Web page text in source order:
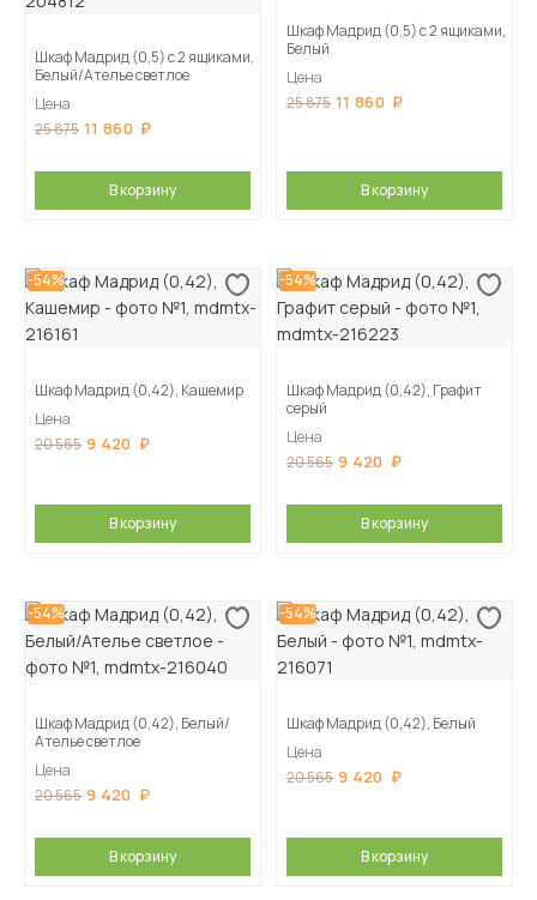
Шкаф Мадрид (0,5) с 2 ящиками,
Белый/Ателье светлое
Цена
25 875 11 860
В корзину
Шкаф Мадрид (0,5) с 2 ящиками,
Белый
Цена
25 875 11 860
В корзину
-54%
Шкаф Мадрид (0,42), Кашемир
Цена
20 565 9 420
В корзину
-54%
Шкаф Мадрид (0,42), Графит
серый
Цена
20 565 9 420
В корзину
-54%
Шкаф Мадрид (0,42), Белый/
Ателье светлое
Цена
20 565 9 420
В корзину
-54%
Шкаф Мадрид (0,42), Белый
Цена
20 565 9 420
В корзину